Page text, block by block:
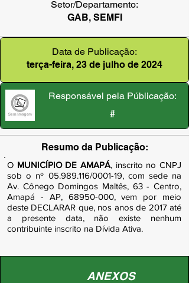
Setor/Departamento:
GAB, SEMFI
Data de Publicação:
terça-feira, 23 de julho de 2024
Responsável pela Públicação:
#
Resumo da Publicação:
O MUNICÍPIO DE AMAPÁ, inscrito no CNPJ
sob o nº 05.989.116/0001-19, com sede na
Av. Cônego Domingos Maltês, 63 - Centro,
Amapá - AP, 68950-000, vem por meio
deste DECLARAR que, nos anos de 2017 até
a presente data, não existe nenhum
contribuinte inscrito na Dívida Ativa.
ANEXOS